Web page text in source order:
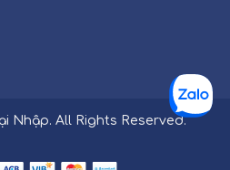
Nhập. All Rights Reserved.